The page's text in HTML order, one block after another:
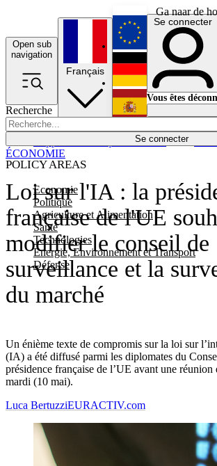
Ga naar de
Open sub
navigation
Recherche
Se connecter
POLICY AREAS
Economie
Politique
Agriculture et Alimentation
Santé
Technologies
Energie, Environnement et Transport
Défense
Économie
Français
English
Deutsch
Español
Se connecter
Vous êtes
Loi sur l'IA : la
française de l'UE
modifier le conseil de
surveillance et la
du marché
Un énième texte de compromis sur la loi sur
(IA) a été diffusé parmi les diplomates du
présidence française de l’UE avant une
mardi (10 mai).
ÉCONOMIE
Luca BertuzziEURACTIV.com